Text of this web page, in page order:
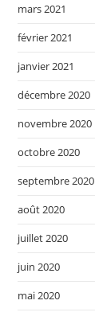
mars 2021
février 2021
janvier 2021
décembre 2020
novembre 2020
octobre 2020
septembre 2020
août 2020
juillet 2020
juin 2020
mai 2020